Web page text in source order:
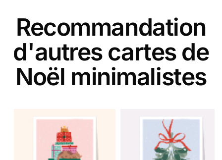
Recommandation
d'autres cartes de
Noël minimalistes